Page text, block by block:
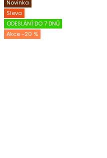
Novinka
Sleva
ODESLÁNÍ DO 7 DNŮ
-20 %